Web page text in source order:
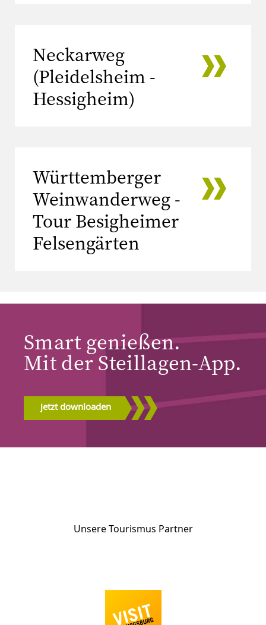
Neckarweg
(Pleidelsheim -
Hessigheim)
Württemberger
Weinwanderweg -
Tour Besigheimer
Felsengärten
Smart genießen.
Mit der Steillagen-App.
jetzt downloaden
Unsere Tourismus Partner